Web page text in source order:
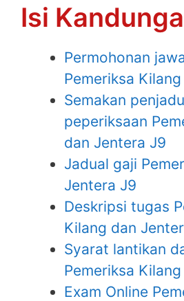
Isi
Permohonan
Pemeriksa
Semakan
peperiksaan
dan Jentera J9
Jadual gaji
Jentera J9
Deskripsi tugas
Kilang dan
Syarat lantikan
Pemeriksa
Exam Online